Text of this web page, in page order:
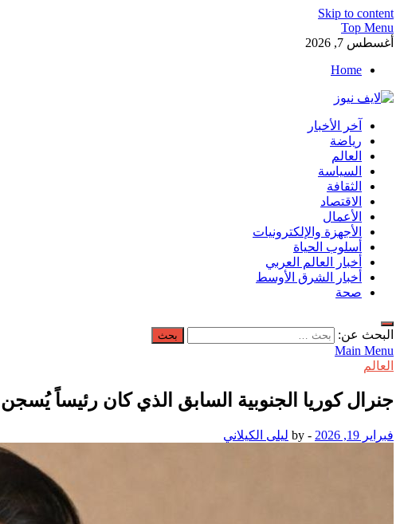
Skip to content
Top Menu
أغسطس 7, 2026
Home
لايف نيوز
آخر الأخبار العاجلة لحظة بلحظة من العالم العربي والعالم
آخر الأخبار
رياضة
العالم
السياسة
الثقافة
الاقتصاد
الأعمال
الأجهزة والإلكترونيات
أسلوب الحياة
أخبار العالم العربي
أخبار الشرق الأوسط
صحة
البحث عن:
Main Menu
العالم
جنرال كوريا الجنوبية السابق الذي كان رئيساً
فبراير 19, 2026 -
by ليلى الكيلاني